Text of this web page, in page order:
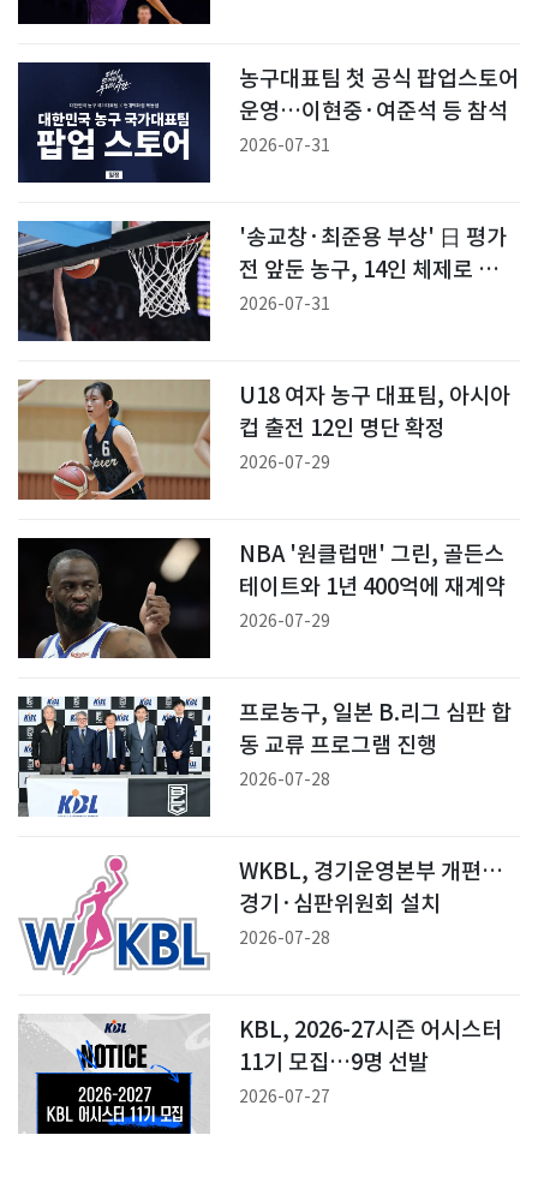
농구대표팀 첫 공식 팝업스토어
운영…이현중·여준석 등 참석
2026-07-31
'송교창·최준용 부상' 日 평가
전 앞둔 농구, 14인 체제로 강화
훈련
2026-07-31
U18 여자 농구 대표팀, 아시아
컵 출전 12인 명단 확정
2026-07-29
NBA '원클럽맨' 그린, 골든스
테이트와 1년 400억에 재계약
2026-07-29
프로농구, 일본 B.리그 심판 합
동 교류 프로그램 진행
2026-07-28
WKBL, 경기운영본부 개편…
경기·심판위원회 설치
2026-07-28
KBL, 2026-27시즌 어시스터
11기 모집…9명 선발
2026-07-27